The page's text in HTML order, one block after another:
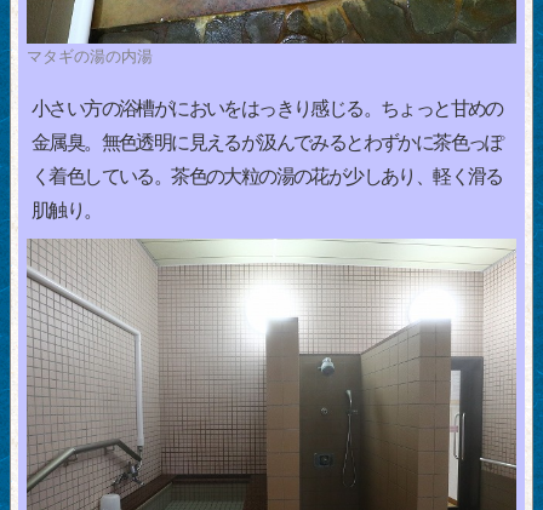
マタギの湯の内湯
小さい方の浴槽がにおいをはっきり感じる。ちょっと甘めの
金属臭。無色透明に見えるが汲んでみるとわずかに茶色っぽ
く着色している。茶色の大粒の湯の花が少しあり、軽く滑る
肌触り。